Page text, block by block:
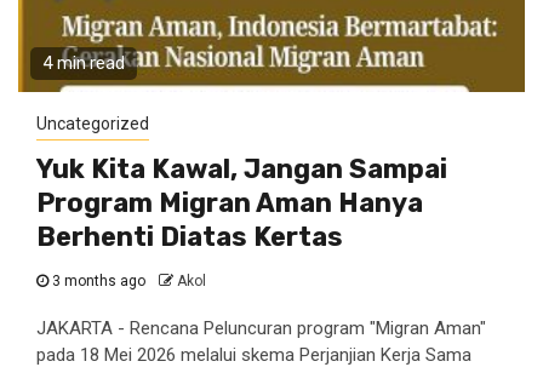
4 min read
Uncategorized
Yuk Kita Kawal, Jangan Sampai
Program Migran Aman Hanya
Berhenti Diatas Kertas
3 months ago Akol
JAKARTA - Rencana Peluncuran program "Migran Aman"
pada 18 Mei 2026 melalui skema Perjanjian Kerja Sama